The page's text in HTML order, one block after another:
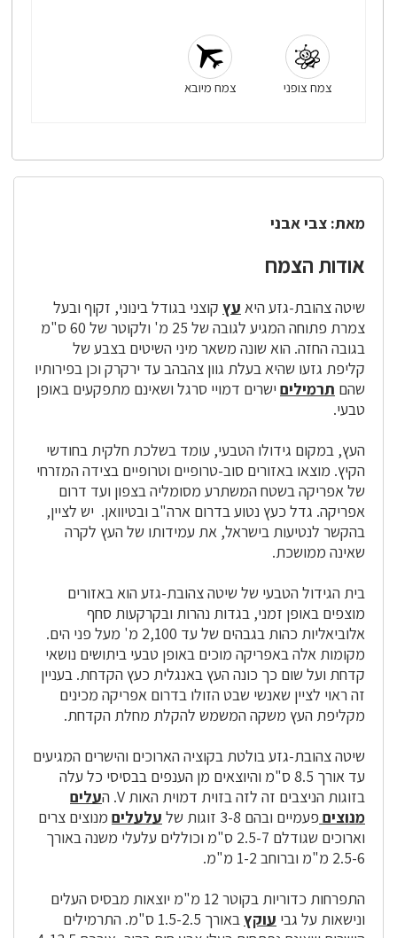
צמח צופני צמח מיובא
מאת: צבי אבני
אודות הצמח
שיטה צהובת-גזע היא עץ קוצני בגודל בינוני, זקוף ובעל
צמרת פתוחה המגיע לגובה של 25 מ' ולקוטר של 60 ס"מ
בגובה החזה. הוא שונה משאר מיני השיטים בצבע של
קליפת גזעו שהיא בעלת גוון צהבהב עד ירקרק וכן בפירותיו
שהם תרמילים ישרים דמויי סרגל ושאינם מתפקעים באופן
טבעי.
העץ, במקום גידולו הטבעי, עומד בשלכת חלקית בחודשי
הקיץ. מוצאו באזורים סוב-טרופיים וטרופיים בצידה המזרחי
של אפריקה בשטח המשתרע מסומליה בצפון ועד דרום
אפריקה. גדל כעץ נטוע בדרום ארה"ב ובטיוואן. יש לציין,
בהקשר לנטיעות בישראל, את עמידותו של העץ לקרה
שאינה ממושכת.
בית הגידול הטבעי של שיטה צהובת-גזע הוא באזורים
מוצפים באופן זמני, בגדות נהרות ובקרקעות סחף
אלוביאליות כהות בגבהים של עד 2,100 מ' מעל פני הים.
מקומות אלה באפריקה מוכים באופן טבעי ביתושים נושאי
קדחת ועל שום כך כונה העץ באנגלית כעץ הקדחת. בעניין
זה ראוי לציין שאנשי שבט הזולו בדרום אפריקה מכינים
מקליפת העץ משקה המשמש להקלת מחלת הקדחת.
שיטה צהובת-גזע בולטת בקוציה הארוכים והישרים המגיעים
עד אורך 8.5 ס"מ והיוצאים מן הענפים בבסיסי כל עלה
בזוגות הניצבים זה לזה בזוית דמוית האות V. ה
עלים
מנוצים פעמיים ובהם 3-8 זוגות של עלעלים מנוצים צרים
וארוכים שגודלם 2.5-7 ס"מ וכוללים
עלעלי משנה באורך
2.5-6 מ"מ וברוחב 1-2 מ"מ.
התפרחות כדוריות בקוטר 12 מ"מ יוצאות מבסיס העלים
ונישאות על גבי עוקץבאורך 1.5-2.5 ס"מ. ה
תרמילים